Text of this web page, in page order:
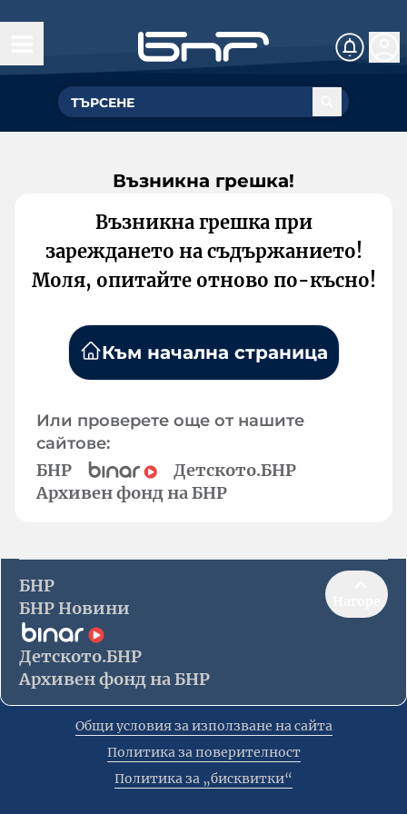
Възникна грешка!
Възникна грешка при
зареждането на съдържанието!
Моля, опитайте отново по-късно!
Към начална страница
Или проверете още от нашите
сайтове:
БНР
Детското.БНР
Архивен фонд на БНР
БНР
БНР Новини
Детското.БНР
Архивен фонд на БНР
Общи условия за използване на сайта
Политика за поверителност
Политика за „бисквитки“